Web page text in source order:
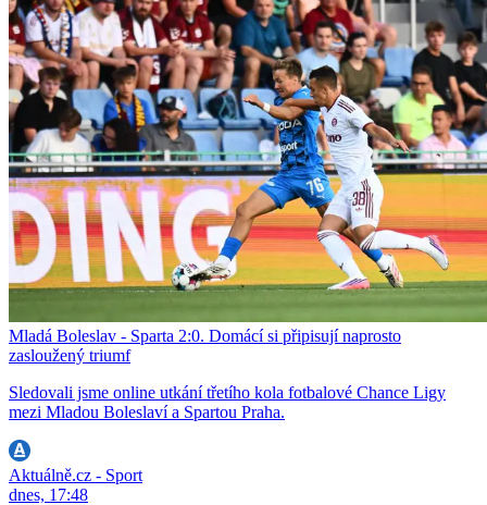
Mladá Boleslav - Sparta 2:0. Domácí si připisují naprosto
zasloužený triumf
Sledovali jsme online utkání třetího kola fotbalové Chance Ligy
mezi Mladou Boleslaví a Spartou Praha.
Aktuálně.cz - Sport
dnes, 17:48